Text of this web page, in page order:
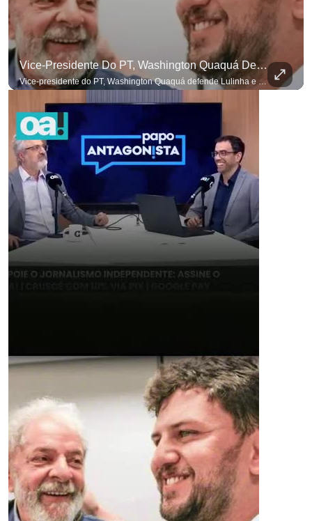
Vice-Presidente Do PT, Washington Quaquá Defende Lulinha E Diz Que Ele Vive Em Condições Precárias
Vice-presidente do PT, Washington Quaquá defende Lulinha e diz que ele vive em condições espartanas na Espanha. #OAntagonista Se você busca informação com credibilidade, inscreva-se agora e ative o